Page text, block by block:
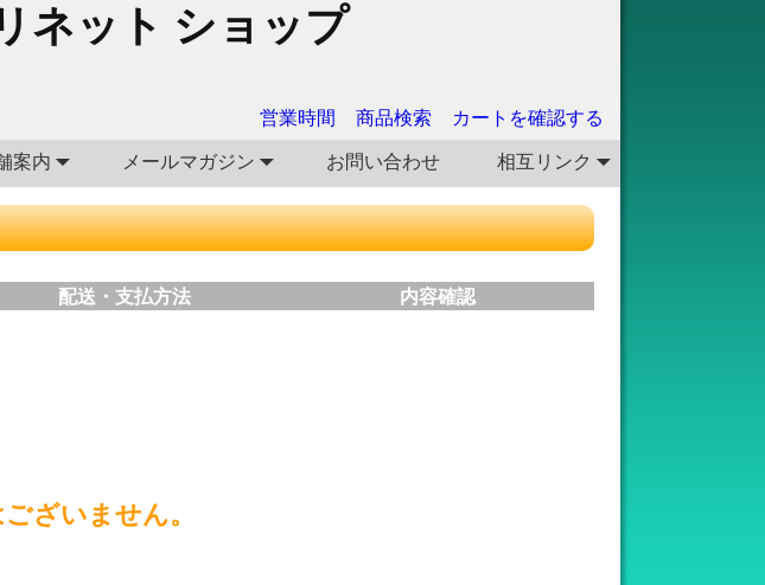
ネット ショップ
営業時間 商品検索
カートを確認する
案内 メールマガジン お問い合わせ 相互リンク
配送・支払方法 内容確認
ざいません。